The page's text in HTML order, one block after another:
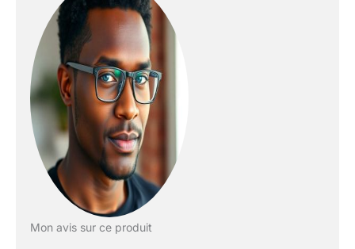
Conception compacte (55x55 mm)
pour montage dans des boîtes
d'encastrement standard ; + Système
de contrôle de haute précision ; +
Convient à tous les moteurs AC avec
conducteur neutre ; + Assistance de
première classe de SMARTERCURRY.
[Contrôle de l'heure locale
programmable] La minuterie de volet
roulant de 7ème génération a un
maximum de 5 conditions horaires
locales, ce qui est plus sûr et plus
stable. Exemple : Paramètre : Ouvrir les
stores à 65% à 17h. [Paramètres de
Mon avis sur ce produit